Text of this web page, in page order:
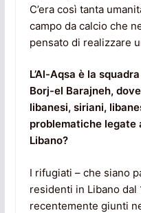
C’era così tanta
campo da calcio che
pensato di realizzare
L’Al-Aqsa è la
Borj-el Barajneh,
libanesi, siriani,
problematiche legate
Libano?
I rifugiati – che siano
residenti in Libano
recentemente giunti